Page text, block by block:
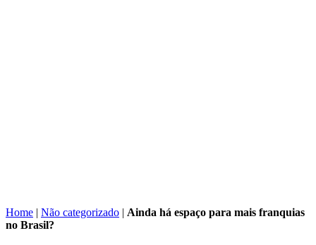
Home | Não categorizado | Ainda há espaço para mais franquias
no Brasil?